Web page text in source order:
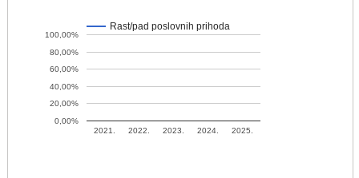
Rast/pad poslovnih prihoda
2021. 2022. 2023. 2024. 2025.
0,00%
20,00%
40,00%
60,00%
80,00%
100,00%